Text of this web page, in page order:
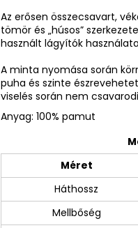
Az erősen összecsavart,
tömör és „húsos”
használt lágyítók
A minta nyomása során
puha és szinte
viselés során nem
Anyag: 100% pamut
Méret
Háthossz
Mellbőség